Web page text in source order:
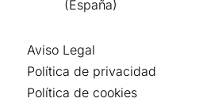
(España)
Aviso Legal
Política de privacidad
Política de cookies